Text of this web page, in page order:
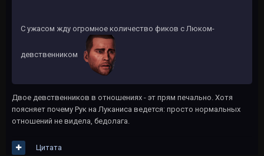
С ужасом жду огромное количество фиков с Люком-
девственником
Двое девственников в отношениях - эт прям печально. Хотя
поясняет почему Рук на Луканиса ведется: просто нормальных
отношений не видела, бедолага.
Цитата